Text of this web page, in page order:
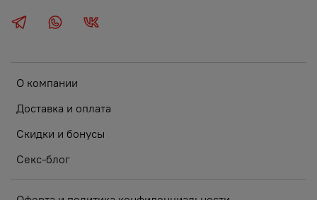
О компании
Доставка и оплата
Скидки и бонусы
Секс-блог